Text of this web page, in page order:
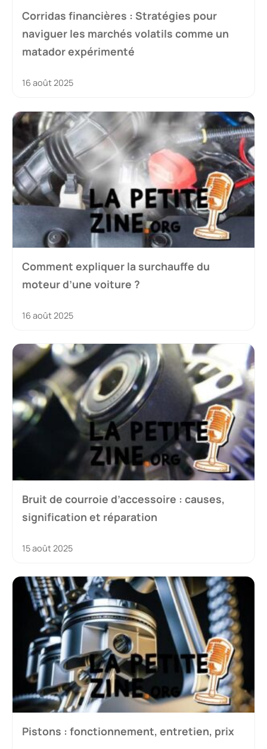
Corridas financières : Stratégies pour
naviguer les marchés volatils comme un
matador expérimenté
16 août 2025
Comment expliquer la surchauffe du
moteur d’une voiture ?
16 août 2025
Bruit de courroie d’accessoire : causes,
signification et réparation
15 août 2025
Pistons : fonctionnement, entretien, prix